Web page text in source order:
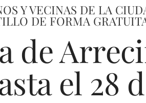
Y VECINAS DE LA
DE FORMA
de
el 28